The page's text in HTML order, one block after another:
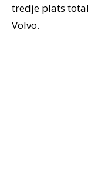
tredje plats
Volvo.